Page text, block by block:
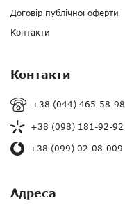
Договір публічної оферти
Контакти
Контакти
+38 (044) 465-58-98
+38 (098) 181-92-92
+38 (099) 02-08-009
Адреса